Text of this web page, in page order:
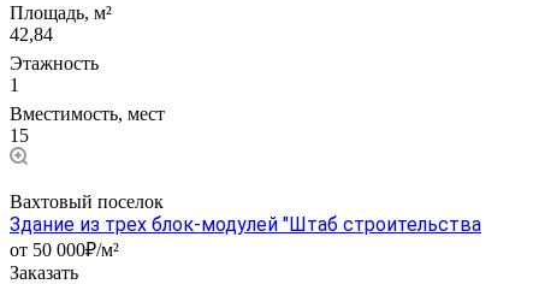
Площадь, м²
42,84
Этажность
1
Вместимость, мест
15
Вахтовый поселок
Здание из трех блок-модулей "Штаб строительства
от 50 000₽/м²
Заказать